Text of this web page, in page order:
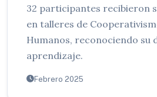
32 participantes recibieron
en talleres de
Humanos, reconociendo su
aprendizaje.
Febrero 2025